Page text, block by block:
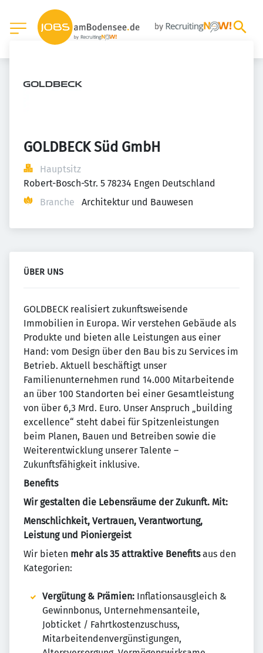
GOLDBECK Süd GmbH
Hauptsitz
Robert-Bosch-Str. 5 78234 Engen Deutschland
Branche
Architektur und Bauwesen
ÜBER UNS
GOLDBECK realisiert zukunftsweisende
Immobilien in Europa. Wir verstehen Gebäude als
Produkte und bieten alle Leistungen aus einer
Hand: vom Design über den Bau bis zu Services im
Betrieb. Aktuell beschäftigt unser
Familienunternehmen rund 14.000 Mitarbeitende
an über 100 Standorten bei einer Gesamtleistung
von über 6,3 Mrd. Euro. Unser Anspruch „building
excellence“ steht dabei für Spitzenleistungen
beim Planen, Bauen und Betreiben sowie die
Weiterentwicklung unserer Talente –
Zukunftsfähigkeit inklusive.
Benefits
Wir gestalten die Lebensräume der Zukunft. Mit:
Menschlichkeit, Vertrauen, Verantwortung,
Leistung und Pioniergeist
Wir bieten mehr als 35 attraktive Benefitsaus den
Kategorien:
Vergütung & Prämien: Inflationsausgleich &
Gewinnbonus, Unternehmensanteile,
Jobticket / Fahrtkostenzuschuss,
Mitarbeitendenvergünstigungen,